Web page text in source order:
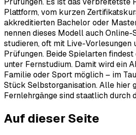
Plattform, vom kurzen
akkreditierten Bachelor oder
nennen dieses Modell auch Online-
studieren, oft mit Live-Vorlesungen
Prüfungen. Beide Spielarten
unter Fernstudium. Damit wird ein
Familie oder Sport möglich – im
Stück Selbstorganisation. Alle hier
Fernlehrgänge sind staatlich durch
Auf dieser Seite